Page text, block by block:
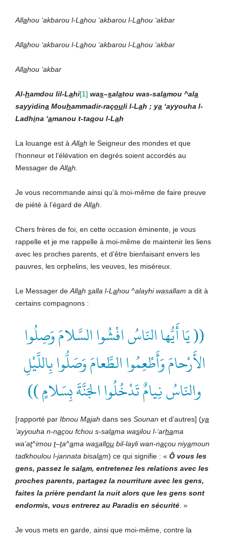
Allahou ‘akbarou l-Lahou ‘akbarou l-Lahou ‘akbar
Allahou ‘akbarou l-Lahou ‘akbarou l-Lahou ‘akbar
Allahou ‘akbar
Al-hamdou lil-Lahi[1] was–salatou was-salamou ^ala
sayyidina Mouhammadir-raçouli l-Lah ; ya ‘ayyouha l-
Ladhina ‘amanou t-taqou l-Lah
La louange est àAllah le Seigneur des mondes et que
l’honneur et l’élévation en degrés soient accordés au
Messager deAllah.
Je vous recommande ainsi qu’à moi-même de faire preuve
de piété à l’égard deAllah.
Chers frères de foi, en cette occasion éminente, je vous
rappelle et je me rappelle à moi-même de maintenir les liens
avec les proches parents, et d’être bienfaisant envers les
pauvres, les orphelins, les veuves, les miséreux.
Le Messager deAllah salla l-Lahou ^alayhi wasallam a dit à
certains compagnons :
(( يَا أَيُّها النّاسُ افْشُوا السَّلامَ وَصِلُوا
الأَرْحامَ وَأَطْعِمُوا الطَّعامَ وَصَلُّوا بِاللَّيْلِ
والنّاسُ نِيامٌ تَدْخُلُوا الجَنَّةَ بِسَلامٍ ))
[rapporté par Ibnou Majah dans ses Sounan et d’autres] (ya
‘ayyouha n-naçou fchou s-salama wasilou l-‘arhama
wa’at^imou t–ta^ama wasallou bil-layli wan-naçou niyamoun
tadkhoulou l-jannata bisalam) ce qui signifie : « Ô vous les
gens, passez le salam, entretenez les relations avec les
proches parents, partagez la nourriture avec les gens,
faites la prière pendant la nuit alors que les gens sont
endormis, vous entrerez au Paradis en sécurité. »
Je vous mets en garde, ainsi que moi-même, contre la